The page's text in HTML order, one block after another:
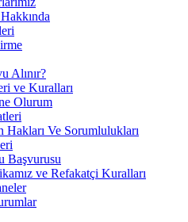
Alınır?
ve Kuralları
Olurum
Hakları Ve Sorumlulukları
Başvurusu
ve Refakatçi Kuralları